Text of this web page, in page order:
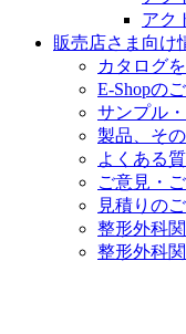
アク
販売店さま向け
カタログ
E-Shopの
サンプル
製品、そ
よくある
ご意見・
見積りの
整形外科
整形外科